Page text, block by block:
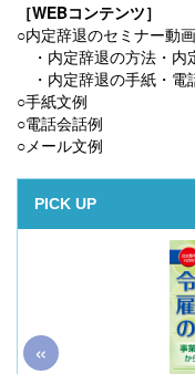
［WEBコンテンツ］
○内定辞退のセミナー動画
・内定辞退の方法・内
・内定辞退の手紙・電
○手紙文例
○電話会話例
○メール文例
PICK UP
«